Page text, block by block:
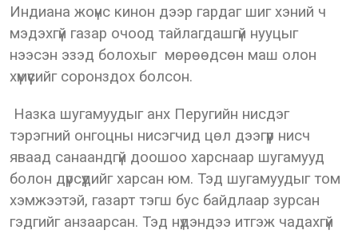
Индиана жоүнс кинон дээр гардаг шиг хэний ч
мэдэхгүй газар очоод тайлагдашгүй нууцыг
нээсэн эзэд болохыг мөрөөдсөн маш олон
хүмүүсийг соронздох болсон.
Назка шугамуудыг анх Перугийн нисдэг
тэрэгний онгоцны нисэгчид цөл дээгүүр нисч
яваад санаандгүй доошоо харснаар шугамууд
болон дүрсүүдийг харсан юм. Тэд шугамуудыг том
хэмжээтэй, газарт тэгш бус байдлаар зурсан
гэдгийг анзаарсан. Тэд нүдэндээ итгэж чадахгүй